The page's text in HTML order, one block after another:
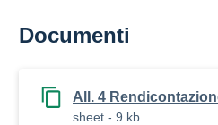
Documenti
All. 4
sheet - 9 kb